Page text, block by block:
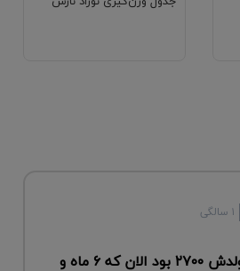
۱ سالگی
سلام دخترم وزن تولدش ۲۷۰۰ بود الان که ۶ ماه و